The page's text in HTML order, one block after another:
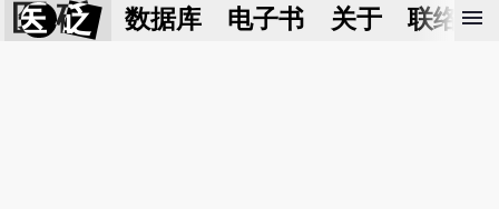
医 砭 数据库 电子书 关于 联络我
menu